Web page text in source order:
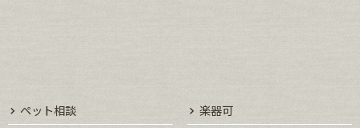
ペット相談
楽器可